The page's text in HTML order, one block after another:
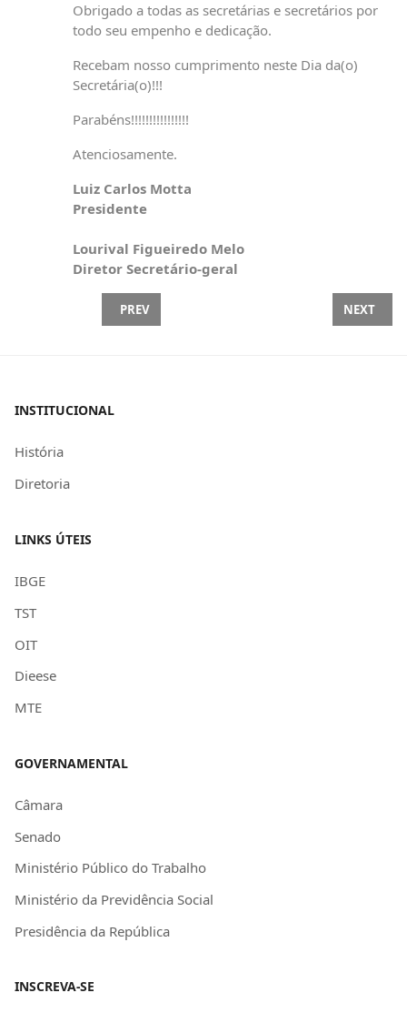
Obrigado a todas as secretárias e secretários por
todo seu empenho e dedicação.
Recebam nosso cumprimento neste Dia da(o)
Secretária(o)!!!
Parabéns!!!!!!!!!!!!!!!!
Atenciosamente.
Luiz Carlos Motta
Presidente
Lourival Figueiredo Melo
Diretor Secretário-geral
PREVIOUS ARTICLE: SEAAC FECHADA
PREV NEXT
NEXT
INSTITUCIONAL
História
Diretoria
LINKS ÚTEIS
IBGE
TST
OIT
Dieese
MTE
GOVERNAMENTAL
Câmara
Senado
Ministério Público do Trabalho
Ministério da Previdência Social
Presidência da República
INSCREVA-SE